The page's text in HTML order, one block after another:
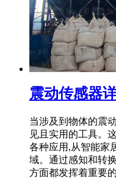
震动传感器
当涉及到物体的震
见且实用的工具。
各种应用,从智能家
域。通过感知和转
方面都发挥着重要的